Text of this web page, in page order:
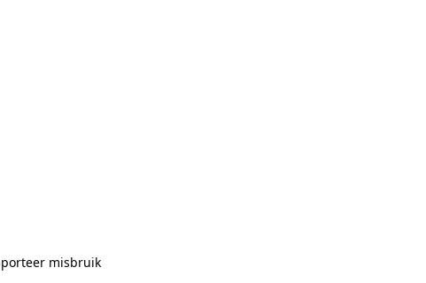
misbruik